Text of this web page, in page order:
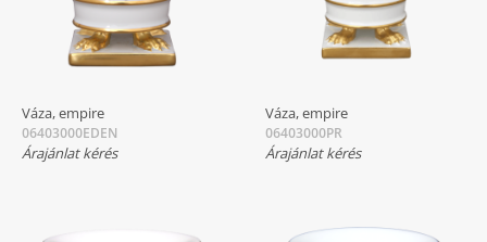
Váza, empire
06403000EDEN
Árajánlat kérés
Váza, empire
06403000PR
Árajánlat kérés